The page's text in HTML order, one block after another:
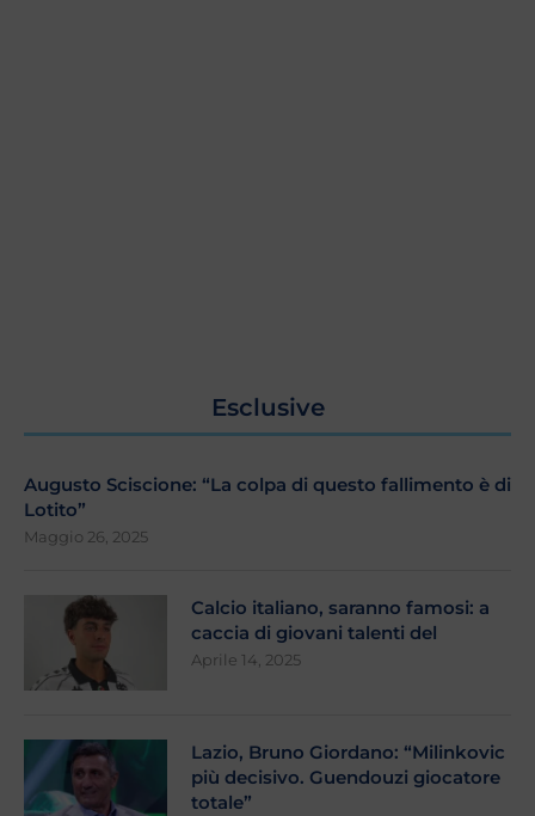
Esclusive
Augusto Sciscione: “La colpa di questo fallimento è di
Lotito”
Maggio 26, 2025
Calcio italiano, saranno famosi: a
caccia di giovani talenti del
Aprile 14, 2025
Lazio, Bruno Giordano: “Milinkovic
più decisivo. Guendouzi giocatore
totale”